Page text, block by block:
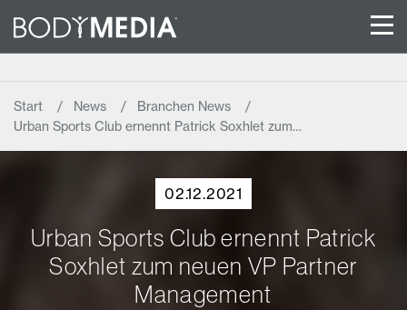
Start News
Branchen News
Urban Sports Club ernennt Patrick Soxhlet zum…
02.12.2021
Urban Sports Club ernennt Patrick
Soxhlet zum neuen VP Partner
Management